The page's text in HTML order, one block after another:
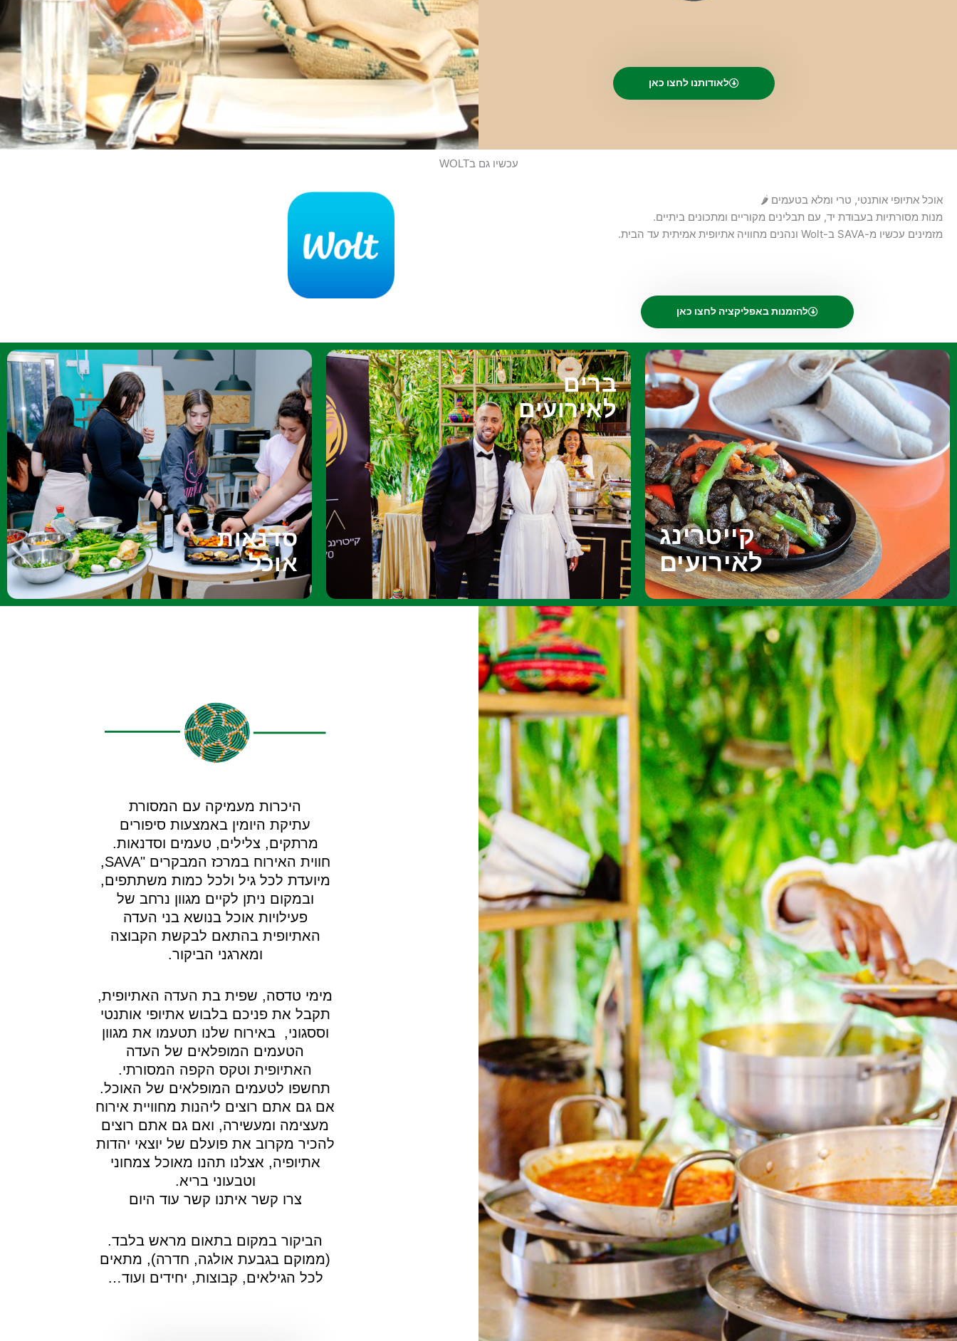
לאודותנו לחצו כאן
עכשיו גם בWOLT
אוכל אתיופי אותנטי, טרי ומלא בטעמים 🌶️
מנות מסורתיות בעבודת יד, עם תבלינים מקוריים ומתכונים ביתיים.
מזמינים עכשיו מ-SAVA ב-Wolt ונהנים מחוויה אתיופית אמיתית עד הבית.
להזמנות באפליקציה לחצו כאן
קייטרינג
לאירועים
קייטרינג לאירועים
אין מקום להנחות כאשר אתם בוחרים את הקייטרינג באירוע
שאתם מתכננים. הקייטרינג חייב להיות קייטרינג משובח כזה
שעונה על הציפיות שלכם ועל הציפיות של האורחים. אם לא
תבחרו את החברה המתאימה, תמצאו את עצמכם במצב שבו
האירוע לא יהיה כמו שחלמתם. אם אתם מחפשים קייטרינג
בשרי איכותי מוטב כי תכירו את sava קייטרינג (כשר).
ברים
לאירועים
בר כניסה לאירועים
בר לאירועים הם חלק מכל אירוע. אירועי השמחה
שלנו מציינים רגעים חשובים בחיים, בין אם מדובר
בחינה,חתונה, בר/ת מצווה, ברית/ה ואפילו יום הולדת
– אלו ימים שנרצה לזכור לחיוב. לא קל להפיק
אירוע מסוג זה ולרוב תצטרכו את עזרתה של חברת
SAVA קייטרינג אשר תטפל בברי הכניסה ממיטב
המסורת האתיופית, אסייתית, ועוד מגוון ברים חובקי
עולם!
הברים שלנו מתאימים לכל סוגי האירועים גדולים
וקטנים!
סדנאות
אוכל
סדנאות אוכל אתיופי
השף יגיע עד אליכם או אצלנו – עם ציוד, חומרי גלם
וכל הנדרש, על מנת להפוך את היום המיוחד שלכם -
ליום בלתי נשכח. לאחר הסבר על התפריט מהשף.
נצלול לתוך עשייה קולינרית מרתקת ומהנה.. עם המון
טיפים חשובים. נבשל.. נקציף.. נערבב.. נקצוץ..
נטעם.. ובעיקר נהנה.. לבסוף נאחד את המטעמים
שהכנו.. ממיטב המסורת האתיופית נצלחת את
האוכל יפה.. ונפתח שולחן מפואר עם שלל המאכלים
שהוכנו בסדנה.
הסדנה עשירה ומשביעה! זמן הפעילות: כ - 3
שעות.
היכרות מעמיקה עם המסורת
עתיקת היומין באמצעות סיפורים
מרתקים, צלילים, טעמים וסדנאות.
חווית האירוח במרכז המבקרים "SAVA,
מיועדת לכל גיל ולכל כמות משתתפים,
ובמקום ניתן לקיים מגוון נרחב של
פעילויות אוכל בנושא בני העדה
האתיופית בהתאם לבקשת הקבוצה
ומארגני הביקור.
מימי טדסה, שפית בת העדה האתיופית,
תקבל את פניכם בלבוש אתיופי אותנטי
וססגוני, באירוח שלנו תטעמו את מגוון
הטעמים המופלאים של העדה
האתיופית וטקס הקפה המסורתי.
תחשפו לטעמים המופלאים של האוכל.
אם גם אתם רוצים ליהנות מחוויית אירוח
מעצימה ומעשירה, ואם גם אתם רוצים
להכיר מקרוב את פועלם של יוצאי יהדות
אתיופיה, אצלנו תהנו מאוכל צמחוני
וטבעוני בריא.
צרו קשר איתנו קשר עוד היום
הביקור במקום בתאום מראש בלבד.
(ממוקם בגבעת אולגה, חדרה), מתאים
לכל הגילאים, קבוצות, יחידים ועוד…